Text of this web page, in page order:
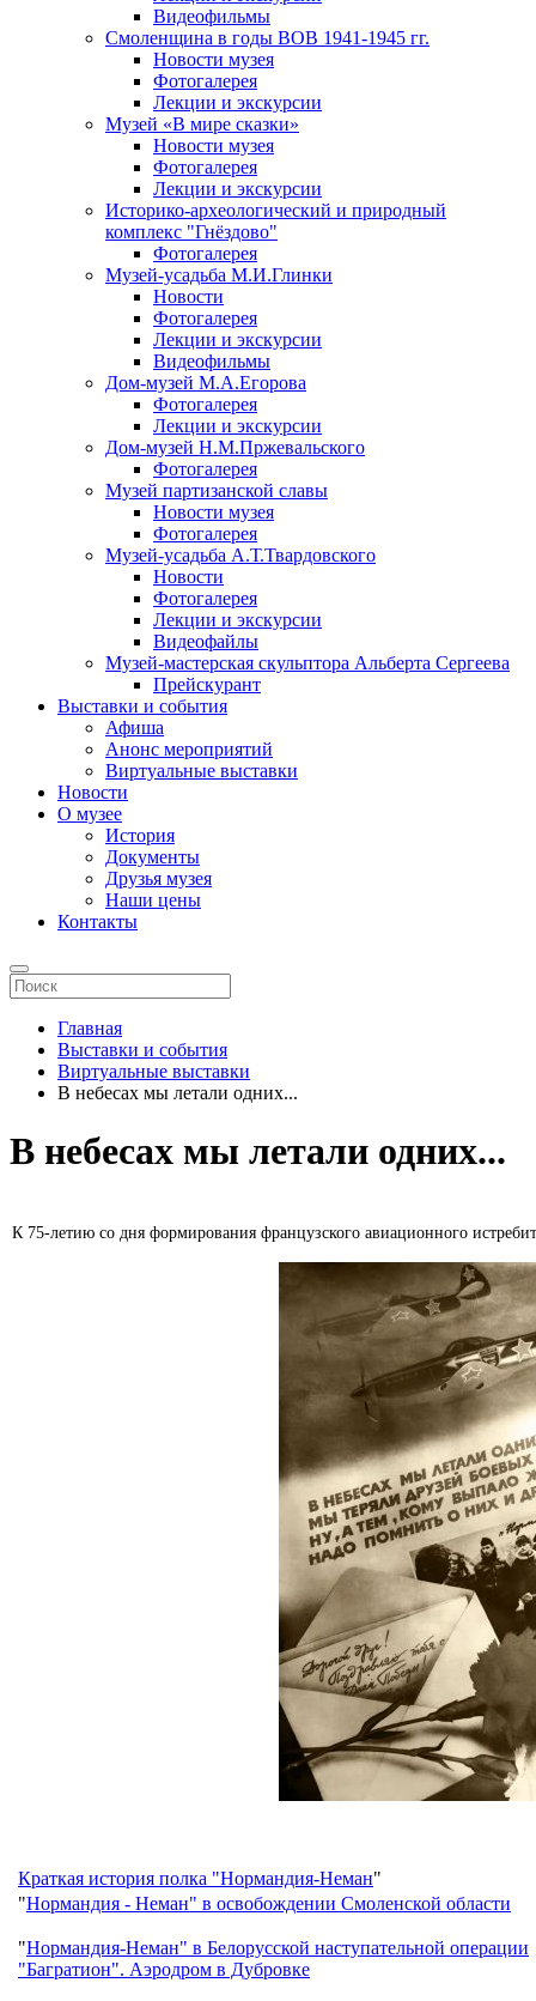
Видеофильмы
Смоленщина в годы ВОВ 1941-1945 гг.
Новости музея
Фотогалерея
Лекции и экскурсии
Музей «В мире сказки»
Новости музея
Фотогалерея
Лекции и экскурсии
Историко-археологический и природный
комплекс "Гнёздово"
Фотогалерея
Музей-усадьба М.И.Глинки
Новости
Фотогалерея
Лекции и экскурсии
Видеофильмы
Дом-музей М.А.Егорова
Фотогалерея
Лекции и экскурсии
Дом-музей Н.М.Пржевальского
Фотогалерея
Музей партизанской славы
Новости музея
Фотогалерея
Музей-усадьба А.Т.Твардовского
Новости
Фотогалерея
Лекции и экскурсии
Видеофайлы
Музей-мастерская скульптора Альберта Сергеева
Прейскурант
Выставки и события
Афиша
Анонс мероприятий
Виртуальные выставки
Новости
О музее
История
Документы
Друзья музея
Наши цены
Контакты
Главная
Выставки и события
Виртуальные выставки
В небесах мы летали одних...
В небесах мы летали одних...
К 75-летию со дня формирования французского авиационного
Краткая история полка "Нормандия-Неман"
"Нормандия - Неман" в освобождении Смоленской области
"Нормандия-Неман" в Белорусской наступательной операции
"Багратион". Аэродром в Дубровке